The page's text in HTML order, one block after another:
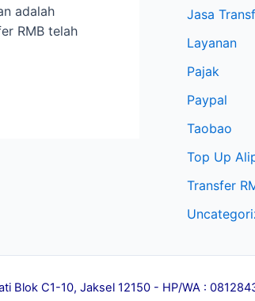
adalah
RMB telah
Jasa
Layanan
Pajak
Paypal
Taobao
Top Up
Transfer
Blok C1-10, Jaksel 12150 - HP/WA :